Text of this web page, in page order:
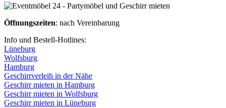
Öffnungszeiten: nach Vereinbarung
Info und Bestell-Hotlines:
Lüneburg
Wolfsburg
Hamburg
Geschirrverleih in der Nähe
Geschirr mieten in Hamburg
Geschirr mieten in Wolfsburg
Geschirr mieten in Lüneburg